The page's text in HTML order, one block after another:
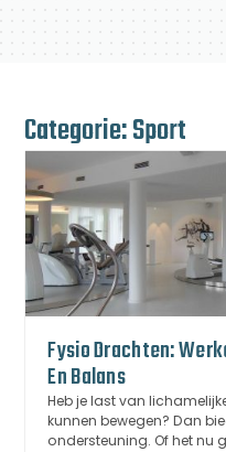
Categorie: Sport
Fysio Drachten:
En Balans
Heb je last van
kunnen bewegen? Dan
ondersteuning. Of het nu